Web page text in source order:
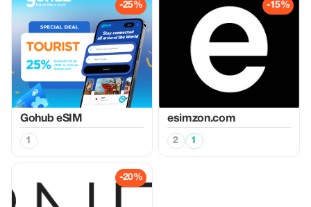
-25%
Gohub eSIM
1
-15%
esimzon.com
2 1
-20%